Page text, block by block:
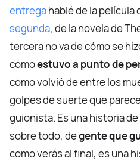
entregahablé de la película
segunda, de la novela de
tercera no va de cómo se
cómoestuvo a punto de
cómo volvió de entre los
golpes de suerte que
guionista. Es una historia
sobre todo, degente que
como verás al final, es una